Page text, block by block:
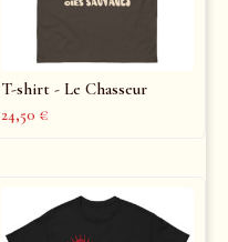
T-shirt - Le Chasseur
24,50 €